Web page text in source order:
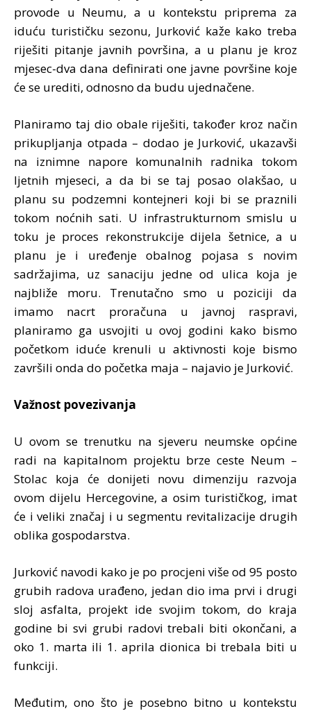
provode u Neumu, a u kontekstu priprema za
iduću turističku sezonu, Jurković kaže kako treba
riješiti pitanje javnih površina, a u planu je kroz
mjesec-dva dana definirati one javne površine koje
će se urediti, odnosno da budu ujednačene.
Planiramo taj dio obale riješiti, također kroz način
prikupljanja otpada – dodao je Jurković, ukazavši
na iznimne napore komunalnih radnika tokom
ljetnih mjeseci, a da bi se taj posao olakšao, u
planu su podzemni kontejneri koji bi se praznili
tokom noćnih sati. U infrastrukturnom smislu u
toku je proces rekonstrukcije dijela šetnice, a u
planu je i uređenje obalnog pojasa s novim
sadržajima, uz sanaciju jedne od ulica koja je
najbliže moru. Trenutačno smo u poziciji da
imamo nacrt proračuna u javnoj raspravi,
planiramo ga usvojiti u ovoj godini kako bismo
početkom iduće krenuli u aktivnosti koje bismo
završili onda do početka maja – najavio je Jurković.
Važnost povezivanja
U ovom se trenutku na sjeveru neumske općine
radi na kapitalnom projektu brze ceste Neum –
Stolac koja će donijeti novu dimenziju razvoja
ovom dijelu Hercegovine, a osim turističkog, imat
će i veliki značaj i u segmentu revitalizacije drugih
oblika gospodarstva.
Jurković navodi kako je po procjeni više od 95 posto
grubih radova urađeno, jedan dio ima prvi i drugi
sloj asfalta, projekt ide svojim tokom, do kraja
godine bi svi grubi radovi trebali biti okončani, a
oko 1. marta ili 1. aprila dionica bi trebala biti u
funkciji.
Međutim, ono što je posebno bitno u kontekstu